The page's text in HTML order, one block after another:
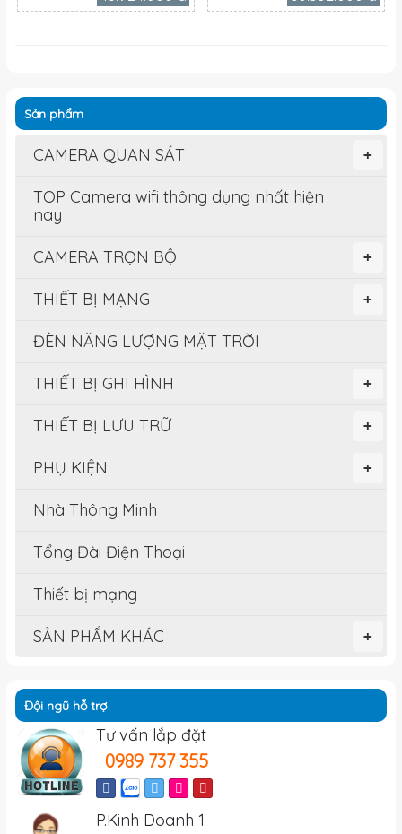
Sản phẩm
+
CAMERA QUAN SÁT
TOP Camera wifi thông dụng nhất hiện
nay
+
CAMERA TRỌN BỘ
+
THIẾT BỊ MẠNG
ĐÈN NĂNG LƯỢNG MẶT TRỜI
+
THIẾT BỊ GHI HÌNH
+
THIẾT BỊ LƯU TRỮ
+
PHỤ KIỆN
Nhà Thông Minh
Tổng Đài Điện Thoại
Thiết bị mạng
+
SẢN PHẨM KHÁC
Đội ngũ hỗ trợ
Tư vấn lắp đặt
0989 737 355
P.Kinh Doanh 1